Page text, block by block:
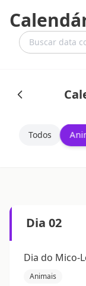
Todos
Dia 02
Dia do Mico-
Animais